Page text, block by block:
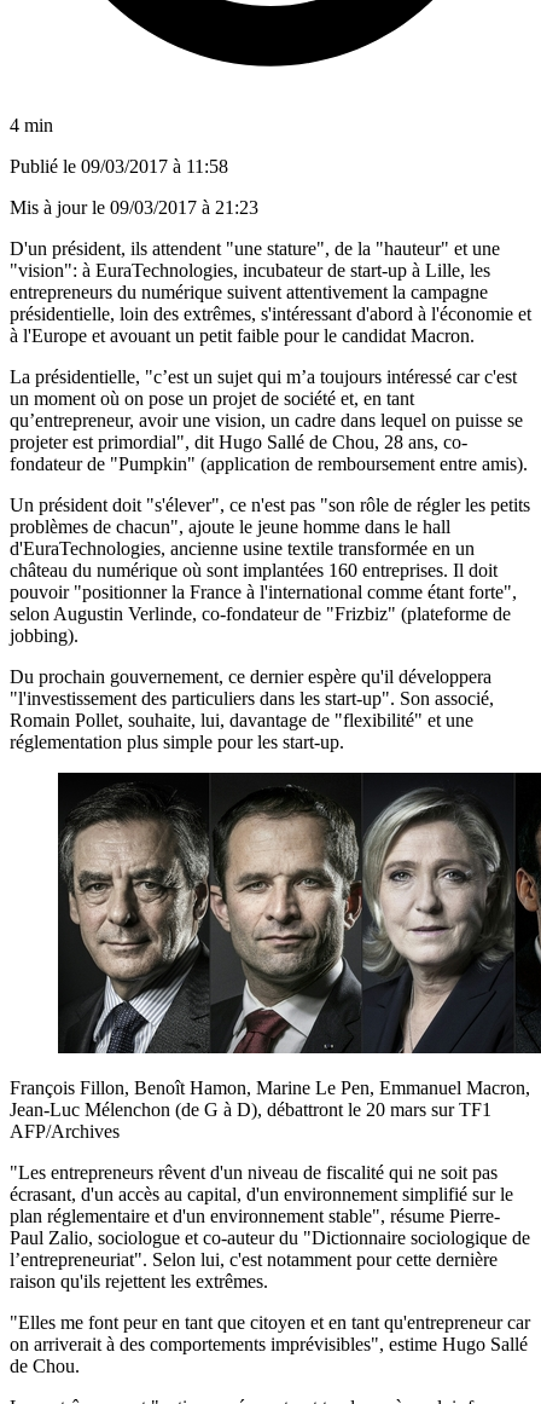
4 min
Publié le 09/03/2017 à 11:58
Mis à jour le 09/03/2017 à 21:23
D'un président, ils attendent "une stature", de la "hauteur" et une
"vision": à EuraTechnologies, incubateur de start-up à Lille, les
entrepreneurs du numérique suivent attentivement la campagne
présidentielle, loin des extrêmes, s'intéressant d'abord à l'économie et
à l'Europe et avouant un petit faible pour le candidat Macron.
La présidentielle, "c’est un sujet qui m’a toujours intéressé car c'est
un moment où on pose un projet de société et, en tant
qu’entrepreneur, avoir une vision, un cadre dans lequel on puisse se
projeter est primordial", dit Hugo Sallé de Chou, 28 ans, co-
fondateur de "Pumpkin" (application de remboursement entre amis).
Un président doit "s'élever", ce n'est pas "son rôle de régler les petits
problèmes de chacun", ajoute le jeune homme dans le hall
d'EuraTechnologies, ancienne usine textile transformée en un
château du numérique où sont implantées 160 entreprises. Il doit
pouvoir "positionner la France à l'international comme étant forte",
selon Augustin Verlinde, co-fondateur de "Frizbiz" (plateforme de
jobbing).
Du prochain gouvernement, ce dernier espère qu'il développera
"l'investissement des particuliers dans les start-up". Son associé,
Romain Pollet, souhaite, lui, davantage de "flexibilité" et une
réglementation plus simple pour les start-up.
François Fillon, Benoît Hamon, Marine Le Pen, Emmanuel Macron,
Jean-Luc Mélenchon (de G à D), débattront le 20 mars sur TF1
AFP/Archives
"Les entrepreneurs rêvent d'un niveau de fiscalité qui ne soit pas
écrasant, d'un accès au capital, d'un environnement simplifié sur le
plan réglementaire et d'un environnement stable", résume Pierre-
Paul Zalio, sociologue et co-auteur du "Dictionnaire sociologique de
l’entrepreneuriat". Selon lui, c'est notamment pour cette dernière
raison qu'ils rejettent les extrêmes.
"Elles me font peur en tant que citoyen et en tant qu'entrepreneur car
on arriverait à des comportements imprévisibles", estime Hugo Sallé
de Chou.